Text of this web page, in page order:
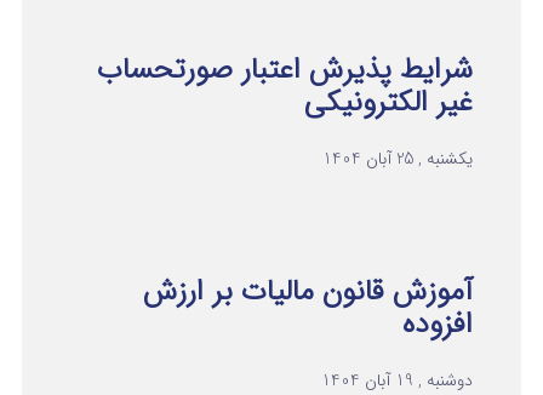
شرایط پذیرش اعتبار صورتحساب
غیر الکترونیکی
یکشنبه , 25 آبان 1404
آموزش قانون مالیات بر ارزش
افزوده
دوشنبه , 19 آبان 1404